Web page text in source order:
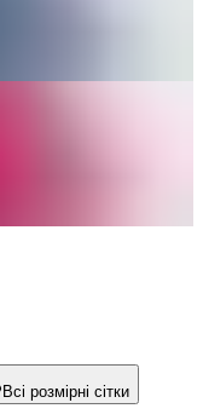
Всі розмірні сітки